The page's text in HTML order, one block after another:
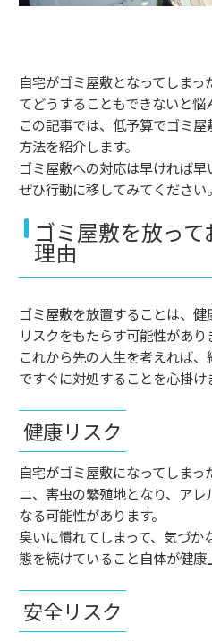
自宅がゴミ屋敷となってしま
てどうすることもできないと悩
この記事では、低予算でゴミ
方法を紹介します。
ゴミ屋敷への対応は早ければ
ぜひ行動に移してみてください。
ゴミ屋敷を放っ
理由
ゴミ屋敷を放置することは、
リスクをもたらす可能性があり
これから先の人生を考えれば
ですぐに対処することを心掛け
健康リスク
自宅がゴミ屋敷になってしま
ニ、害虫の繁殖地となり、ア
なる可能性があります。
臭いに慣れてしまって、気づ
態を続けていること自体が健康
安全リスク